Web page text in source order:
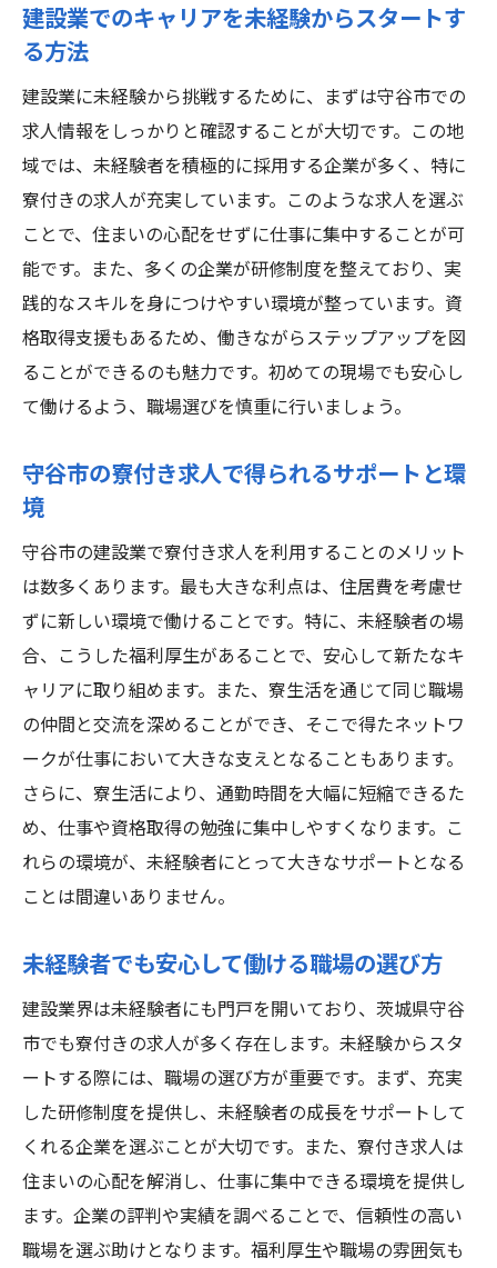
守谷市での建設業経験が将来に繋がる理由
守谷市で未経験歓迎の建設業求人に挑戦しよう
未経験者でも安心の建設業求人の特徴
守谷市で得られる建設業のスキルと経験
寮付き求人で始める新しい生活のスタート
建設業での成長とキャリア形成のステップ
守谷市は働きやすい環境なのか？実際の声
未経験者が成功するための心構えと準備
寮付き求人で安心して建設業にチャレンジ
寮付き求人が提供する安心感と利便性
守谷市の建設業における寮生活の実態
寮生活での生活費を抑えるコツとアイデア
寮付き求人が提供するコミュニティの力
守谷市の建設業で経験ゼロからキャリアを築く
方法
未経験からキャリアを作るための基本ステ
ップ
守谷市の建設業界での学びと実践の場
ゼロからのスタートを支える寮付き環境の
魅力
チームワークを育む現場での実践的な経験
キャリアアップを目指すためのスキル習得
守谷市での生活がもたらす仕事への影響
未経験でも安心建設業の寮付き求人で新たな一
歩
初心者に優しい求人が提供する安心感
守谷市の寮付き求人での生活の始め方
寮の利便性を活かした効率的な働き方
新しい環境での人間関係の築き方
未経験からの成長を支えるサポート体制
建設業でのキャリアを未経験からスタートす
る方法
建設業に未経験から挑戦するために、まずは守谷市での
求人情報をしっかりと確認することが大切です。この地
域では、未経験者を積極的に採用する企業が多く、特に
寮付きの求人が充実しています。このような求人を選ぶ
ことで、住まいの心配をせずに仕事に集中することが可
能です。また、多くの企業が研修制度を整えており、実
践的なスキルを身につけやすい環境が整っています。資
格取得支援もあるため、働きながらステップアップを図
ることができるのも魅力です。初めての現場でも安心し
て働けるよう、職場選びを慎重に行いましょう。
守谷市の寮付き求人で得られるサポートと環
境
守谷市の建設業で寮付き求人を利用することのメリット
は数多くあります。最も大きな利点は、住居費を考慮せ
ずに新しい環境で働けることです。特に、未経験者の場
合、こうした福利厚生があることで、安心して新たなキ
ャリアに取り組めます。また、寮生活を通じて同じ職場
の仲間と交流を深めることができ、そこで得たネットワ
ークが仕事において大きな支えとなることもあります。
さらに、寮生活により、通勤時間を大幅に短縮できるた
め、仕事や資格取得の勉強に集中しやすくなります。こ
れらの環境が、未経験者にとって大きなサポートとなる
ことは間違いありません。
未経験者でも安心して働ける職場の選び方
建設業界は未経験者にも門戸を開いており、茨城県守谷
市でも寮付きの求人が多く存在します。未経験からスタ
ートする際には、職場の選び方が重要です。まず、充実
した研修制度を提供し、未経験者の成長をサポートして
くれる企業を選ぶことが大切です。また、寮付き求人は
住まいの心配を解消し、仕事に集中できる環境を提供し
ます。企業の評判や実績を調べることで、信頼性の高い
職場を選ぶ助けとなります。福利厚生や職場の雰囲気も